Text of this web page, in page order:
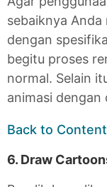
sebaiknya
dengan
begitu proses
normal. Selain
animasi dengan
Back to
6. Draw